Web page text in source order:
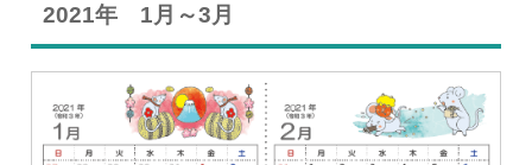
2021年 1月～3月